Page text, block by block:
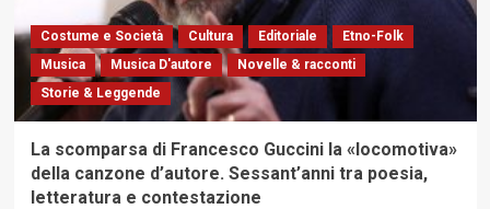
Costume e Società Cultura Editoriale
Etno-Folk
Musica
Musica D'autore
Novelle & racconti
Storie & Leggende
La scomparsa di Francesco Guccini la «locomotiva»
della canzone d’autore. Sessant’anni tra poesia,
letteratura e contestazione